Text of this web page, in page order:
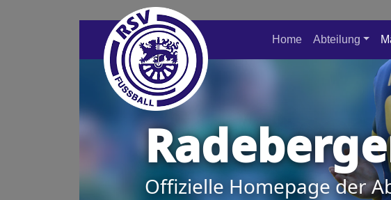
Home Abteilung
Offizielle Homepage der